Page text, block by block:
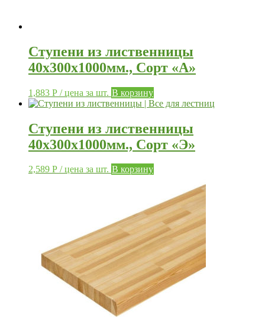
Ступени из лиственницы
40х300х1000мм., Сорт «А»
1,883 Р / цена за шт. В корзину
Ступени из лиственницы
40х300х1000мм., Сорт «Э»
2,589 Р / цена за шт. В корзину